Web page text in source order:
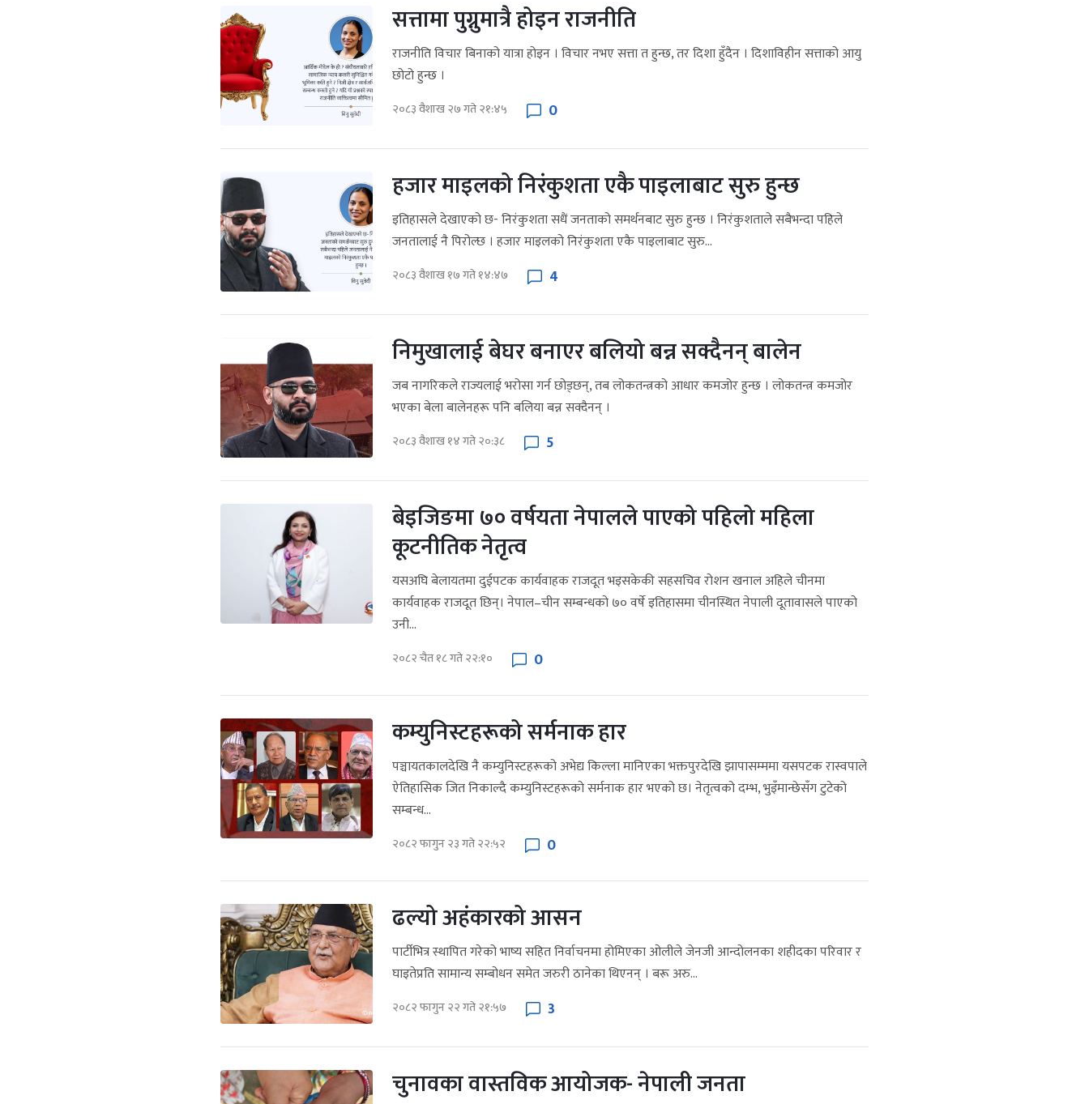
सत्तामा पुग्नुमात्रै होइन राजनीति
राजनीति विचार बिनाको यात्रा होइन । विचार नभए सत्ता त हुन्छ, तर दिशा हुँदैन । दिशाविहीन सत्ताको आयु
छोटो हुन्छ ।
२०८३ वैशाख २७ गते २१:४५ 0
हजार माइलको निरंकुशता एकै पाइलाबाट सुरु हुन्छ
इतिहासले देखाएको छ- निरंकुशता सधैं जनताको समर्थनबाट सुरु हुन्छ । निरंकुशताले सबैभन्दा पहिले
जनतालाई नै पिरोल्छ । हजार माइलको निरंकुशता एकै पाइलाबाट सुरु...
२०८३ वैशाख १७ गते १४:४७ 4
निमुखालाई बेघर बनाएर बलियो बन्न सक्दैनन् बालेन
जब नागरिकले राज्यलाई भरोसा गर्न छोड्छन्, तब लोकतन्त्रको आधार कमजोर हुन्छ । लोकतन्त्र कमजोर
भएका बेला बालेनहरू पनि बलिया बन्न सक्दैनन् ।
२०८३ वैशाख १४ गते २०:३८ 5
बेइजिङमा ७० वर्षयता नेपालले पाएको पहिलो महिला
कूटनीतिक नेतृत्व
यसअघि बेलायतमा दुईपटक कार्यवाहक राजदूत भइसकेकी सहसचिव रोशन खनाल अहिले चीनमा
कार्यवाहक राजदूत छिन्। नेपाल–चीन सम्बन्धको ७० वर्षे इतिहासमा चीनस्थित नेपाली दूतावासले पाएको
उनी...
२०८२ चैत १८ गते २२:१० 0
कम्युनिस्टहरूको सर्मनाक हार
पञ्चायतकालदेखि नै कम्युनिस्टहरूको अभेद्य किल्ला मानिएका भक्तपुरदेखि झापासम्ममा यसपटक रास्वपाले
ऐतिहासिक जित निकाल्दै कम्युनिस्टहरूको सर्मनाक हार भएको छ। नेतृत्वको दम्भ, भुइँमान्छेसँग टुटेको
सम्बन्ध...
२०८२ फागुन २३ गते २२:५२ 0
ढल्यो अहंकारको आसन
पार्टीभित्र स्थापित गरेको भाष्य सहित निर्वाचनमा होमिएका ओलीले जेनजी आन्दोलनका शहीदका परिवार र
घाइतेप्रति सामान्य सम्बोधन समेत जरुरी ठानेका थिएनन् । बरू अरु...
२०८२ फागुन २२ गते २१:५७ 3
चुनावका वास्तविक आयोजक- नेपाली जनता